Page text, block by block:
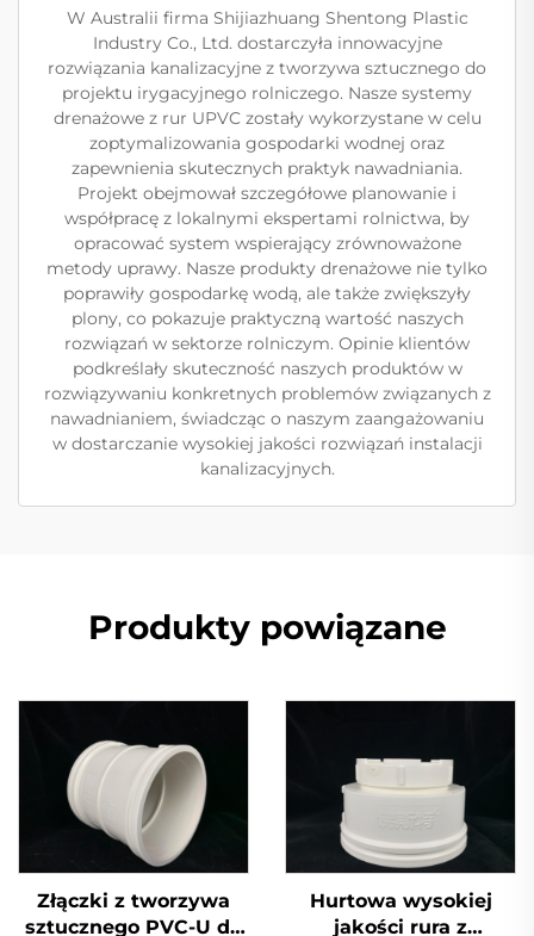
W Australii firma Shijiazhuang Shentong Plastic
Industry Co., Ltd. dostarczyła innowacyjne
rozwiązania kanalizacyjne z tworzywa sztucznego do
projektu irygacyjnego rolniczego. Nasze systemy
drenażowe z rur UPVC zostały wykorzystane w celu
zoptymalizowania gospodarki wodnej oraz
zapewnienia skutecznych praktyk nawadniania.
Projekt obejmował szczegółowe planowanie i
współpracę z lokalnymi ekspertami rolnictwa, by
opracować system wspierający zrównoważone
metody uprawy. Nasze produkty drenażowe nie tylko
poprawiły gospodarkę wodą, ale także zwiększyły
plony, co pokazuje praktyczną wartość naszych
rozwiązań w sektorze rolniczym. Opinie klientów
podkreślały skuteczność naszych produktów w
rozwiązywaniu konkretnych problemów związanych z
nawadnianiem, świadcząc o naszym zaangażowaniu
w dostarczanie wysokiej jakości rozwiązań instalacji
kanalizacyjnych.
Produkty powiązane
Złączki z tworzywa
sztucznego PVC-U do
Hurtowa wysokiej
jakości rura z